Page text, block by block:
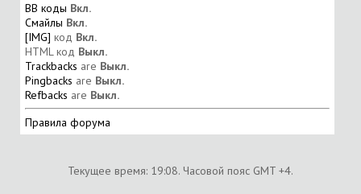
BB коды Вкл.
Смайлы Вкл.
[IMG] код Вкл.
HTML код Выкл.
Trackbacks are Выкл.
Pingbacks are Выкл.
Refbacks are Выкл.
Правила форума
Текущее время: 19:08. Часовой пояс GMT +4.